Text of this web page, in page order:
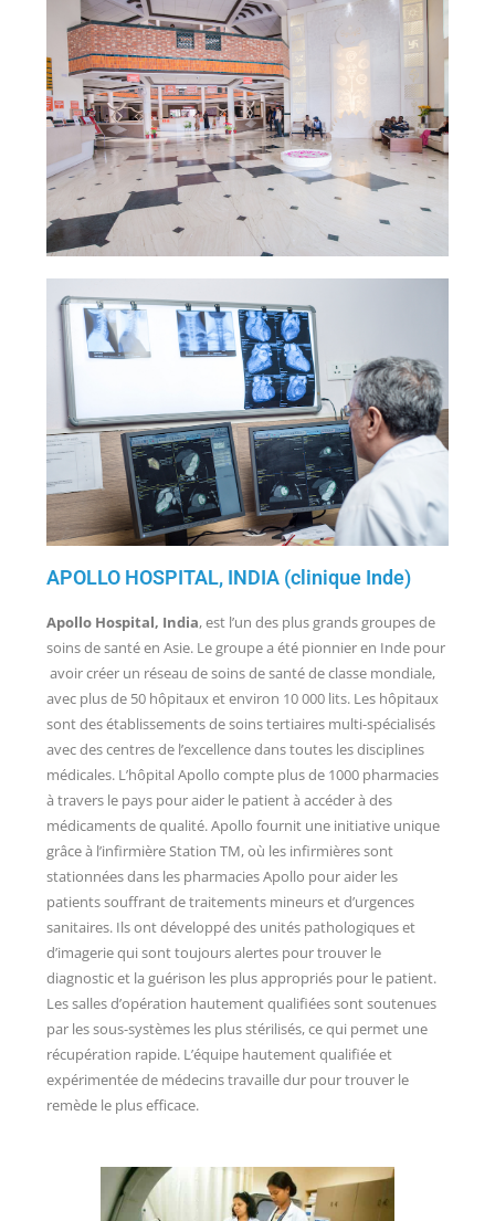
APOLLO HOSPITAL, INDIA (clinique Inde)
Apollo Hospital, India, est l’un des plus grands groupes de
soins de santé en Asie. Le groupe a été pionnier en Inde pour
avoir créer un réseau de soins de santé de classe mondiale,
avec plus de 50 hôpitaux et environ 10 000 lits. Les hôpitaux
sont des établissements de soins tertiaires multi-spécialisés
avec des centres de l’excellence dans toutes les disciplines
médicales. L’hôpital Apollo compte plus de 1000 pharmacies
à travers le pays pour aider le patient à accéder à des
médicaments de qualité. Apollo fournit une initiative unique
grâce à l’infirmière Station TM, où les infirmières sont
stationnées dans les pharmacies Apollo pour aider les
patients souffrant de traitements mineurs et d’urgences
sanitaires. Ils ont développé des unités pathologiques et
d’imagerie qui sont toujours alertes pour trouver le
diagnostic et la guérison les plus appropriés pour le patient.
Les salles d’opération hautement qualifiées sont soutenues
par les sous-systèmes les plus stérilisés, ce qui permet une
récupération rapide. L’équipe hautement qualifiée et
expérimentée de médecins travaille dur pour trouver le
remède le plus efficace.